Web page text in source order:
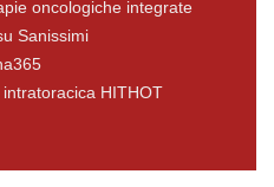
oncologiche integrate
Sanissimi
HITHOT